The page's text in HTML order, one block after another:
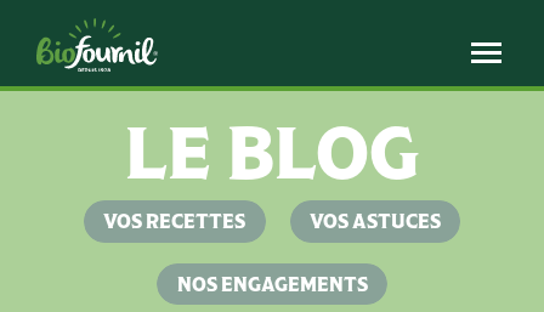
LE BLOG
VOS RECETTES VOS ASTUCES
NOS ENGAGEMENTS
Panneau de gestion des cookies